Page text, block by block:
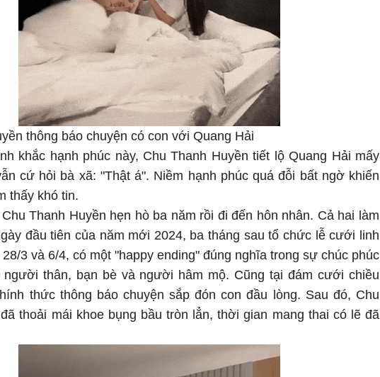
thông báo chuyện có con với Quang Hải
khắc hạnh phúc này, Chu Thanh Huyền tiết lộ Quang Hải mấy
cứ hỏi bà xã: "Thật á". Niềm hạnh phúc quá đỗi bất ngờ khiến
thấy khó tin.
Thanh Huyền hẹn hò ba năm rồi đi đến hôn nhân. Cả hai làm
đầu tiên của năm mới 2024, ba tháng sau tổ chức lễ cưới linh
3 và 6/4, có một "happy ending" đúng nghĩa trong sự chúc phúc
người thân, bạn bè và người hâm mộ. Cũng tại đám cưới chiều
thức thông báo chuyện sắp đón con đầu lòng. Sau đó, Chu
thoải mái khoe bụng bầu tròn lẳn, thời gian mang thai có lẽ đã